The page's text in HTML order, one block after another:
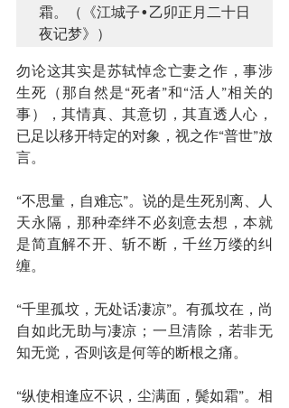
霜。（《江城子•乙卯正月二十日
夜记梦》）
勿论这其实是苏轼悼念亡妻之作，事涉
生死（那自然是“死者”和“活人”相关的
事），其情真、其意切，其直透人心，
已足以移开特定的对象，视之作“普世”放
言。
“不思量，自难忘”。说的是生死别离、人
天永隔，那种牵绊不必刻意去想，本就
是简直解不开、斩不断，千丝万缕的纠
缠。
“千里孤坟，无处话凄凉”。有孤坟在，尚
自如此无助与凄凉；一旦清除，若非无
知无觉，否则该是何等的断根之痛。
“纵使相逢应不识，尘满面，鬓如霜”。相